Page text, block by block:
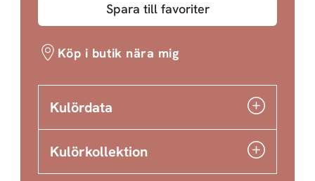
Spara till favoriter
Köp i butik nära mig
Kulördata
Kulörkollektion